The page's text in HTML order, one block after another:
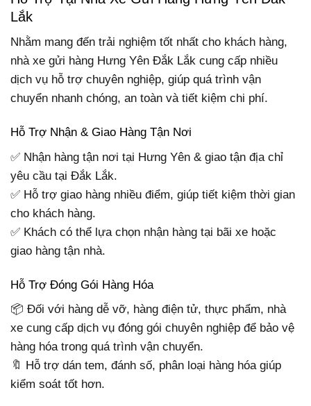
Lắk
Nhằm mang đến trải nghiệm tốt nhất cho khách hàng,
nhà xe gửi hàng Hưng Yên Đắk Lắk cung cấp nhiều
dịch vụ hỗ trợ chuyên nghiệp, giúp quá trình vận
chuyển nhanh chóng, an toàn và tiết kiệm chi phí.
Hỗ Trợ Nhận & Giao Hàng Tận Nơi
✅ Nhận hàng tận nơi tại Hưng Yên & giao tận địa chỉ
yêu cầu tại Đắk Lắk.
✅ Hỗ trợ giao hàng nhiều điểm, giúp tiết kiệm thời gian
cho khách hàng.
✅ Khách có thể lựa chọn nhận hàng tại bãi xe hoặc
giao hàng tận nhà.
Hỗ Trợ Đóng Gói Hàng Hóa
📦 Đối với hàng dễ vỡ, hàng điện tử, thực phẩm, nhà
xe cung cấp dịch vụ đóng gói chuyên nghiệp để bảo vệ
hàng hóa trong quá trình vận chuyển.
🔖 Hỗ trợ dán tem, đánh số, phân loại hàng hóa giúp
kiểm soát tốt hơn.